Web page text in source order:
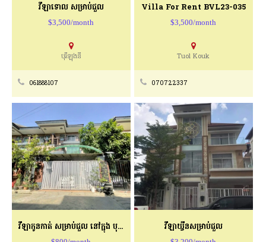
វីឡាទោល សម្រាប់ជួល
$3,500/month
បុរីឡុងនី
061888107
Villa For Rent BVL23-035
$3,500/month
Tuol Kouk
070722337
វីឡាកូនកាត់ សម្រាប់ជួល នៅក្នុង បុរីតូក្យូ 999 វីឡាឃ្វីនសម្រាប់ជួល